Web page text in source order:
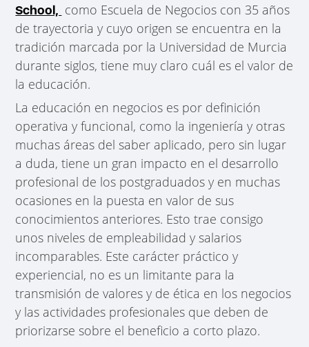
School, como Escuela de Negocios con 35 años
de trayectoria y cuyo origen se encuentra en la
tradición marcada por la Universidad de Murcia
durante siglos, tiene muy claro cuál es el valor de
la educación.
La educación en negocios es por definición
operativa y funcional, como la ingeniería y otras
muchas áreas del saber aplicado, pero sin lugar
a duda, tiene un gran impacto en el desarrollo
profesional de los postgraduados y en muchas
ocasiones en la puesta en valor de sus
conocimientos anteriores. Esto trae consigo
unos niveles de empleabilidad y salarios
incomparables. Este carácter práctico y
experiencial, no es un limitante para la
transmisión de valores y de ética en los negocios
y las actividades profesionales que deben de
priorizarse sobre el beneficio a corto plazo.